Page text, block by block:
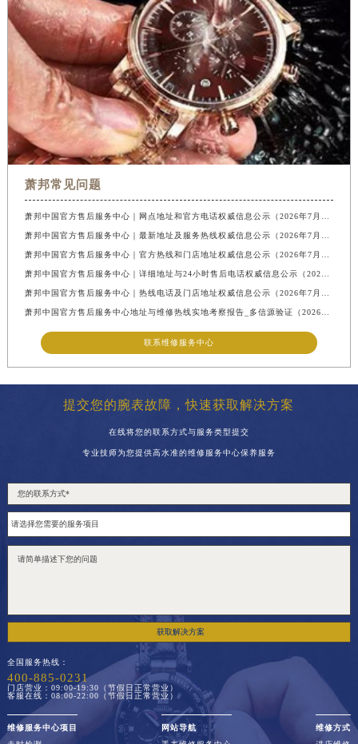
萧邦常见问题
萧邦中国官方售后服务中心｜网点地址和官方电话权威信息公示（2026年7月最新）
萧邦中国官方售后服务中心｜最新地址及服务热线权威信息公示（2026年7月最新）
萧邦中国官方售后服务中心｜官方热线和门店地址权威信息公示（2026年7月最新）
萧邦中国官方售后服务中心｜详细地址与24小时售后电话权威信息公示（2026年7月最新）
萧邦中国官方售后服务中心｜热线电话及门店地址权威信息公示（2026年7月最新）
萧邦中国官方售后服务中心地址与维修热线实地考察报告_多信源验证（2026年7月最新）
联系维修服务中心
提交您的腕表故障，快速获取解决方案
在线将您的联系方式与服务类型提交
专业技师为您提供高水准的维修服务中心保养服务
获取解决方案
全国服务热线：
400-885-0231
门店营业：09:00-19:30（节假日正常营业）
客服在线：08:00-22:00（节假日正常营业）
维修服务中心项目
网站导航
维修方式